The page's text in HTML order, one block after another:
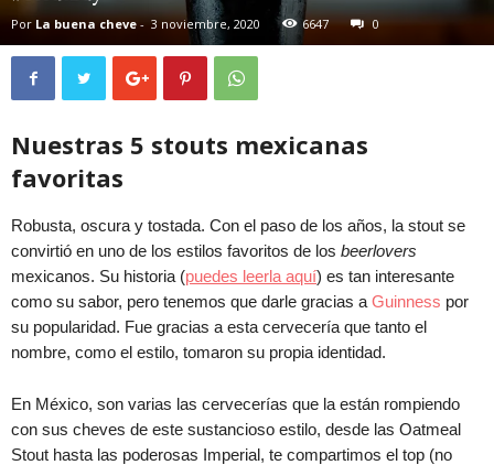
Por La buena cheve - 3 noviembre, 2020 6647 0
Nuestras 5 stouts mexicanas
favoritas
Robusta, oscura y tostada. Con el paso de los años, la stout se
convirtió en uno de los estilos favoritos de los beerlovers
mexicanos. Su historia (puedes leerla aquí) es tan interesante
como su sabor, pero tenemos que darle gracias a Guinness por
su popularidad. Fue gracias a esta cervecería que tanto el
nombre, como el estilo, tomaron su propia identidad.
En México, son varias las cervecerías que la están rompiendo
con sus cheves de este sustancioso estilo, desde las Oatmeal
Stout hasta las poderosas Imperial, te compartimos el top (no